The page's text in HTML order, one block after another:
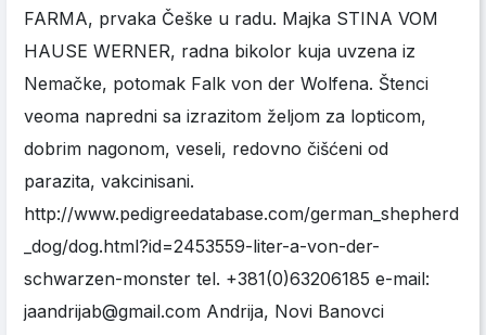
FARMA, prvaka Češke u radu. Majka STINA VOM
HAUSE WERNER, radna bikolor kuja uvzena iz
Nemačke, potomak Falk von der Wolfena. Štenci
veoma napredni sa izrazitom željom za lopticom,
dobrim nagonom, veseli, redovno čišćeni od
parazita, vakcinisani.
http://www.pedigreedatabase.com/german_shepherd
_dog/dog.html?id=2453559-liter-a-von-der-
schwarzen-monster tel. +381(0)63206185 e-mail:
jaandrijab@gmail.com Andrija, Novi Banovci